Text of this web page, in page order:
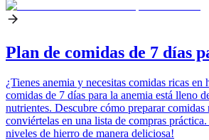
Plan de comidas de 7 días
¿Tienes anemia y necesitas comidas ricas
comidas de 7 días para la anemia está lleno
nutrientes. Descubre cómo preparar
conviértelas en una lista de compras práctica.
niveles de hierro de manera deliciosa!